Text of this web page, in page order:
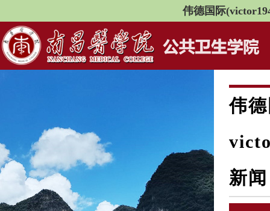
伟德国际
伟
新闻